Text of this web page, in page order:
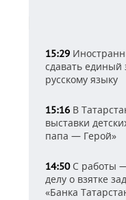
15:29
сдавать единый
русскому языку
15:16 В
выставки
папа — Герой»
14:50С работы
делу о взятке
«Банка